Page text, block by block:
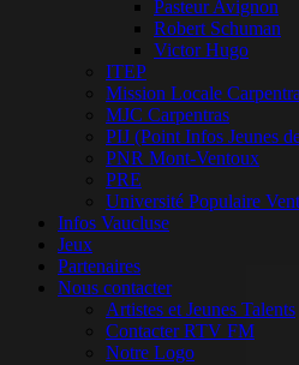
Pasteur Avignon
Robert Schuman
Victor Hugo
ITEP
Mission Locale
MJC Carpentras
PIJ (Point Infos Jeunes
PNR Mont-Ventoux
PRE
Université Populaire
Infos Vaucluse
Jeux
Partenaires
Nous contacter
Artistes et Jeunes Talents
Contacter RTV FM
Notre Logo